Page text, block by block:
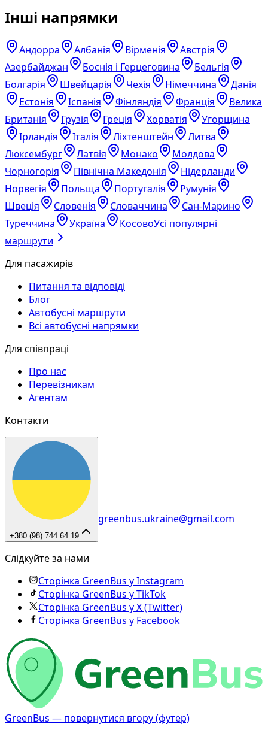
Інші напрямки
Андорра Албанія Вірменія
Австрія
Азербайджан
Боснія і Герцеговина
Бельгія
Болгарія
Швейцарія Чехія Німеччина
Данія
Естонія
Іспанія Фінляндія Франція
Велика
Британія
Грузія Греція Хорватія
Угорщина
Ірландія
Італія Ліхтенштейн
Литва
Люксембург
Латвія Монако
Молдова
Чорногорія
Північна Македонія
Нідерланди
Норвегія
Польща Португалія
Румунія
Швеція
Словенія Словаччина
Сан-Марино
Туреччина
Україна КосовоУсі популярні
маршрути
Для пасажирів
Питання та відповіді
Блог
Автобусні маршрути
Всі автобусні напрямки
Для співпраці
Про нас
Перевізникам
Агентам
Контакти
+380 (98) 744 64 19
greenbus.ukraine@gmail.com
Слідкуйте за нами
Сторінка GreenBus у Instagram
Сторінка GreenBus у TikTok
Сторінка GreenBus у X (Twitter)
Сторінка GreenBus у Facebook
GreenBus — повернутися вгору (футер)